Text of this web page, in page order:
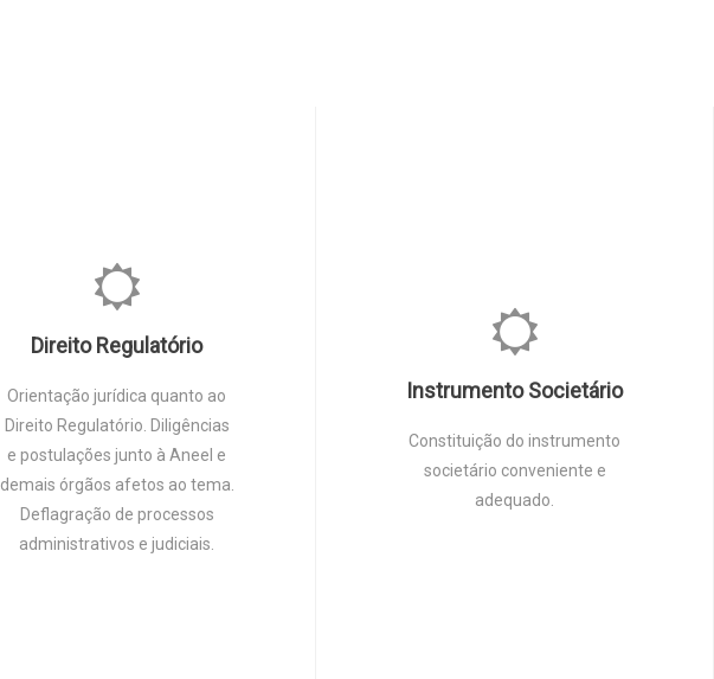
Direito Regulatório
Orientação jurídica quanto ao
Direito Regulatório. Diligências
e postulações junto à Aneel e
demais órgãos afetos ao tema.
Deflagração de processos
administrativos e judiciais.
Instrumento Societário
Constituição do instrumento
societário conveniente e
adequado.